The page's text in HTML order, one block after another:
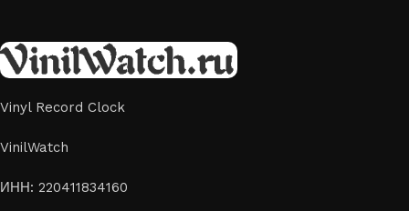
аксессуар идеально подойдет для гостиной, спальни,
офиса или даже для оформления кафе, студии или
творческого пространства.
Картины на стекле и дереве
Лазерная гравировка на стекле или дереве, оригинальный
Vinyl Record Clock
VinilWatch
ИНН: 220411834160